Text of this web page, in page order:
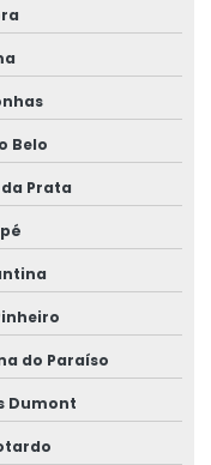
Belo
Prata
do Paraíso
Dumont